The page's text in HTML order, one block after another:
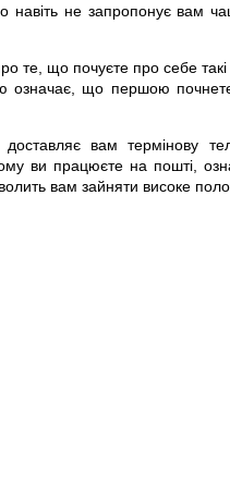
навіть не запропонує вам
те, що почуєте про себе
означає, що першою
доставляє вам термінову
ви працюєте на пошті,
вам зайняти високе